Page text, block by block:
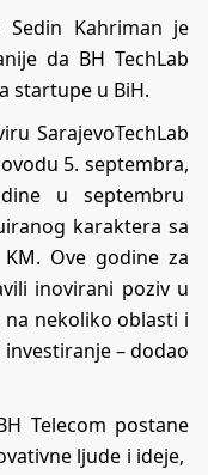
Sedin Kahriman je
da BH TechLab
startupe u BiH.
SarajevoTechLab
5. septembra,
u septembru
karaktera sa
Ove godine za
inovirani poziv u
nekoliko oblasti i
– dodao
Telecom postane
ljude i ideje,